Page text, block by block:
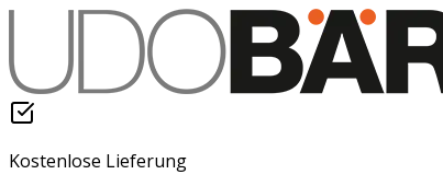
Kostenlose Lieferung